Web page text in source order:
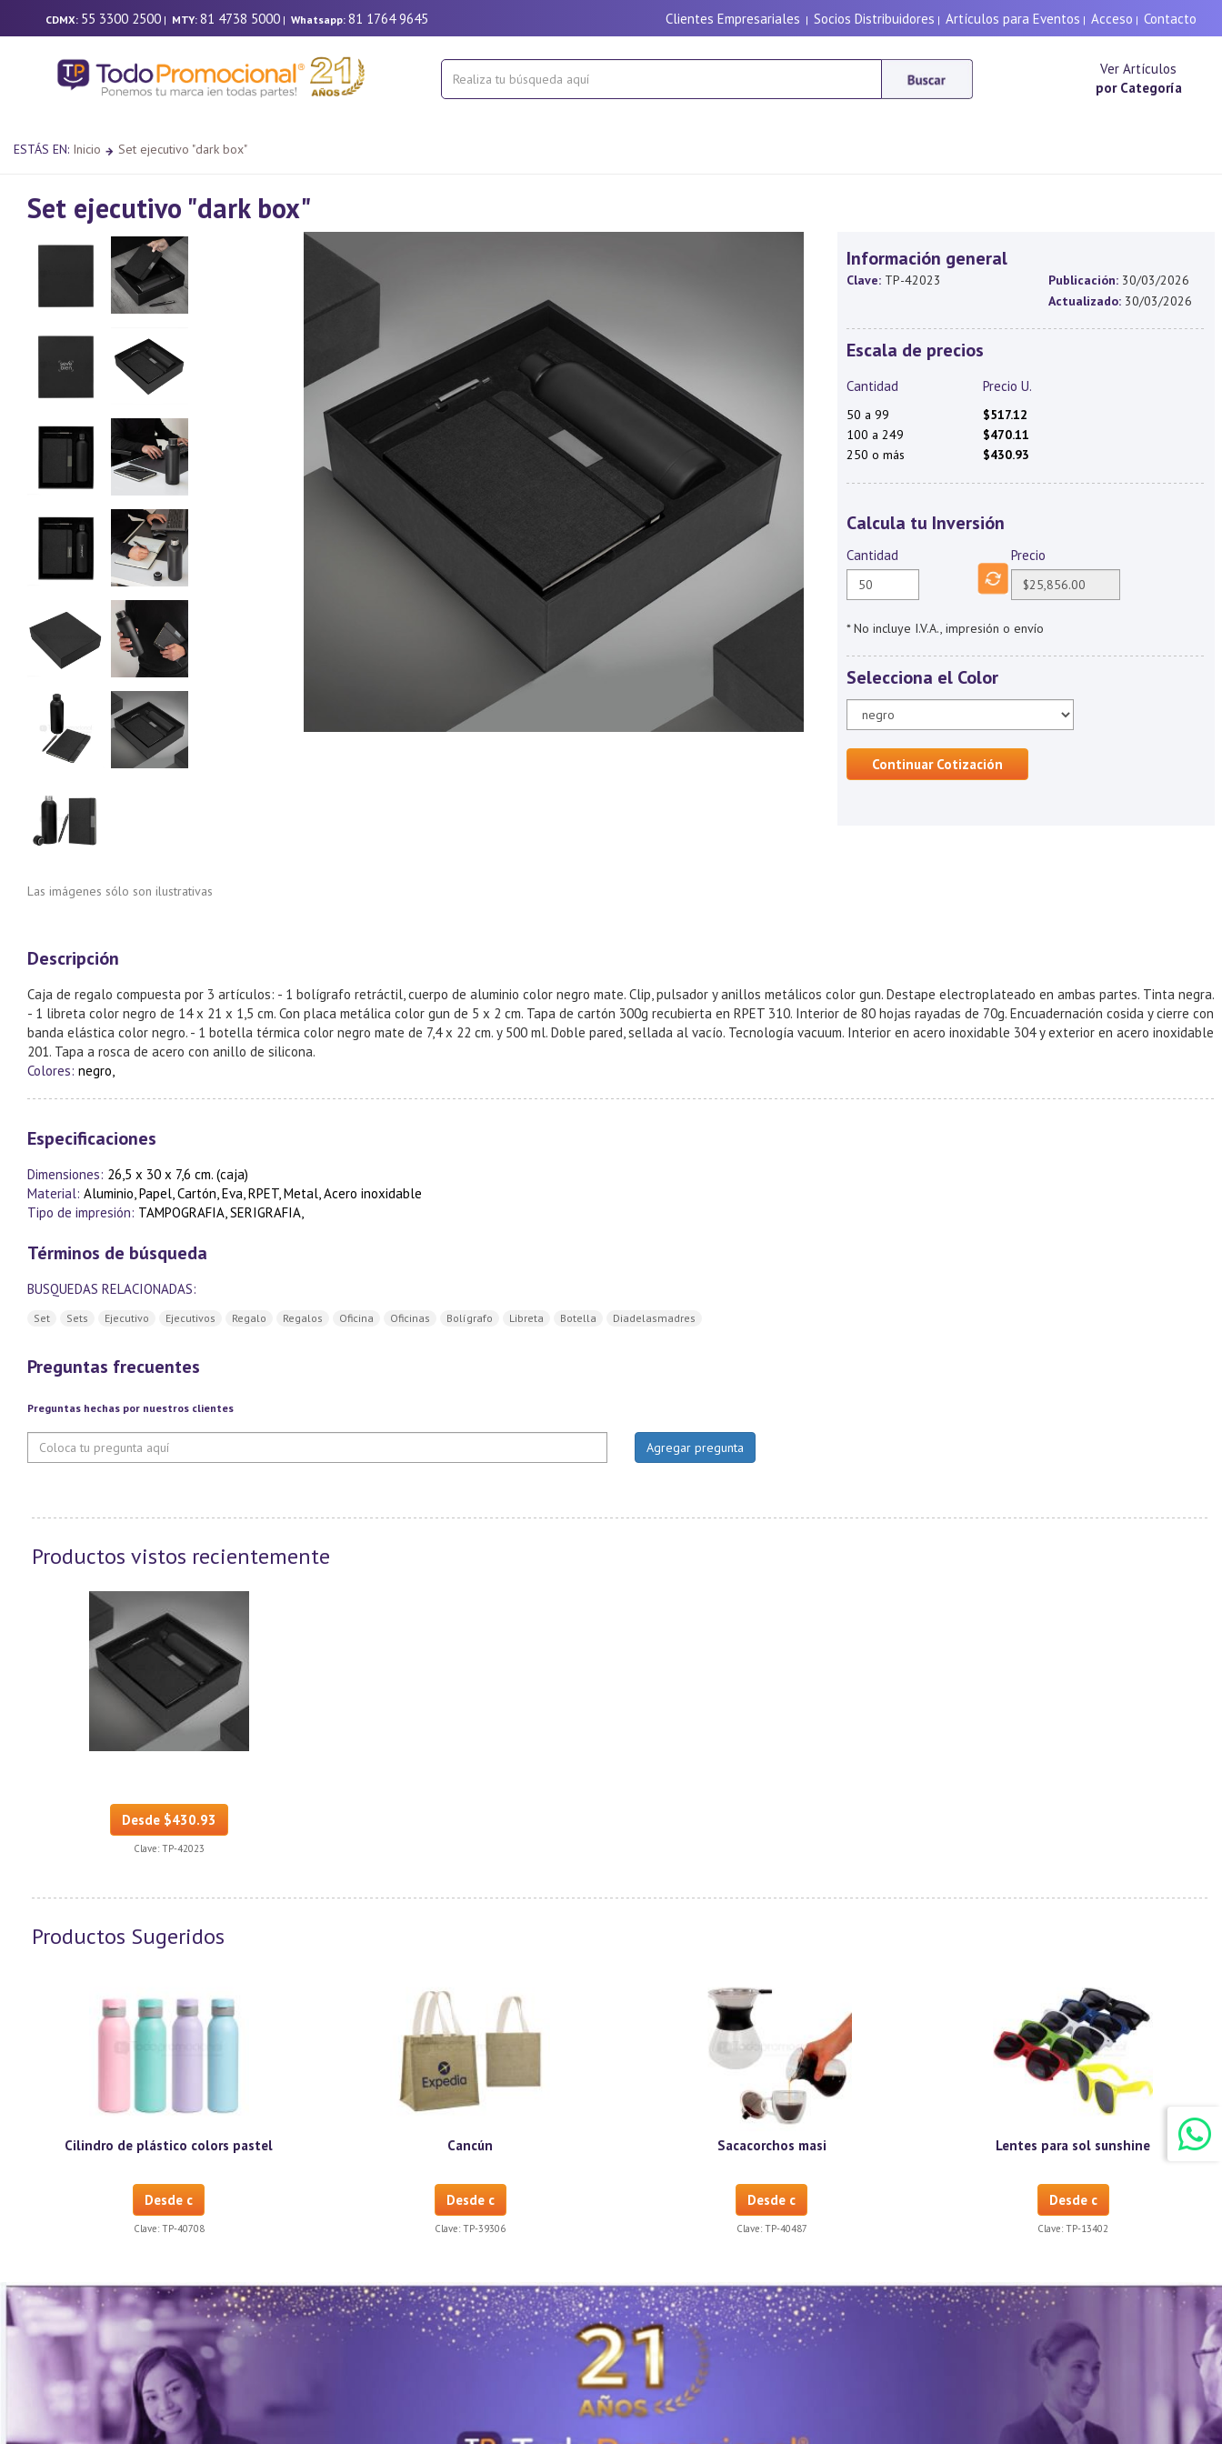
CDMX: 55 3300 2500 | MTY: 81 4738 5000 | Whatsapp: 81 1764 9645 Clientes Empresariales | Socios Distribuidores | Artículos para Eventos | Acceso | Contacto
Ver Artículos
por Categoría
ESTÁS EN: Inicio Set ejecutivo "dark box"
Set ejecutivo "dark box"
Las imágenes sólo son ilustrativas
Información general
Clave: TP-42023 Publicación: 30/03/2026
Actualizado: 30/03/2026
Escala de precios
Cantidad Precio U.
50 a 99
$517.12
100 a 249
$470.11
250 o más
$430.93
Calcula tu Inversión
Cantidad Precio
* No incluye I.V.A., impresión o envío
Selecciona el Color
Continuar Cotización
Descripción
Caja de regalo compuesta por 3 artículos: - 1 bolígrafo retráctil, cuerpo de aluminio color negro mate. Clip, pulsador y anillos metálicos color gun. Destape electroplateado en ambas partes. Tinta negra.
- 1 libreta color negro de 14 x 21 x 1,5 cm. Con placa metálica color gun de 5 x 2 cm. Tapa de cartón 300g recubierta en RPET 310. Interior de 80 hojas rayadas de 70g. Encuadernación cosida y cierre con
banda elástica color negro. - 1 botella térmica color negro mate de 7,4 x 22 cm. y 500 ml. Doble pared, sellada al vacío. Tecnología vacuum. Interior en acero inoxidable 304 y exterior en acero inoxidable
201. Tapa a rosca de acero con anillo de silicona.
Colores: negro,
Especificaciones
Dimensiones: 26,5 x 30 x 7,6 cm. (caja)
Material: Aluminio, Papel, Cartón, Eva, RPET, Metal, Acero inoxidable
Tipo de impresión: TAMPOGRAFIA, SERIGRAFIA,
Términos de búsqueda
BUSQUEDAS RELACIONADAS:
Set Sets Ejecutivo Ejecutivos Regalo Regalos Oficina Oficinas Bolígrafo Libreta Botella Diadelasmadres
Preguntas frecuentes
Preguntas hechas por nuestros clientes
Productos vistos recientemente
Desde $430.93
Clave: TP-42023
Productos Sugeridos
Cilindro de plástico colors pastel
Desde c
Clave: TP-40708
Cancún
Desde c
Clave:TP-39306
Sacacorchos masi
Desde c
Clave: TP-40487
Lentes para sol sunshine
Desde c
Clave:TP-13402